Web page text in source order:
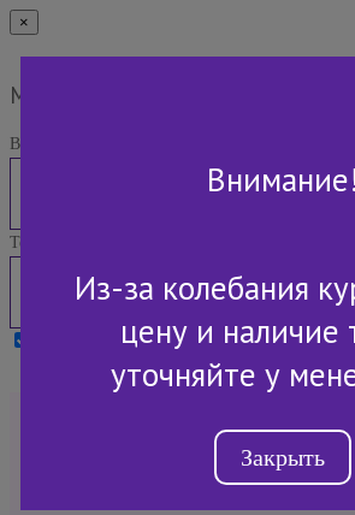
×
Мы Вам перезвоним
Ваше имя:
Телефон:
Я принимаю условия Политики
+7 (843) 2-
Внимание!
Из-за колебания
цену и наличие
уточняйте у
Закрыть